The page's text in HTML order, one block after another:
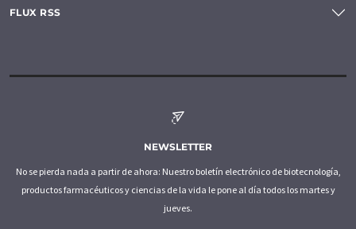
FLUX RSS
NEWSLETTER
No se pierda nada a partir de ahora: Nuestro boletín electrónico de biotecnología,
productos farmacéuticos y ciencias de la vida le pone al día todos los martes y
jueves.